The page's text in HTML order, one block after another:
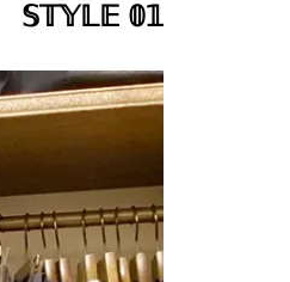
𝕊𝕋𝕐𝕃𝔼 𝟘𝟙